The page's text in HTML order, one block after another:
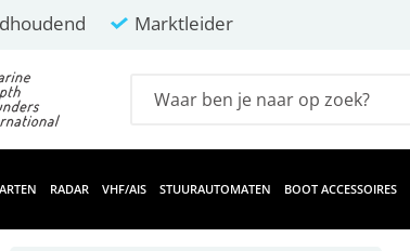
Marktleider
RADAR VHF/AIS STUURAUTOMATEN BOOT ACCESSOIRES